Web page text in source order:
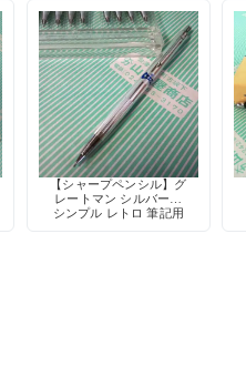
【シャープペンシル】グ
レートマン シルバー軸
シンプル レトロ 筆記用